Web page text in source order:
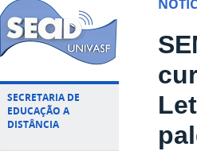
SECRETARIA DE
EDUCAÇÃO A
DISTÂNCIA